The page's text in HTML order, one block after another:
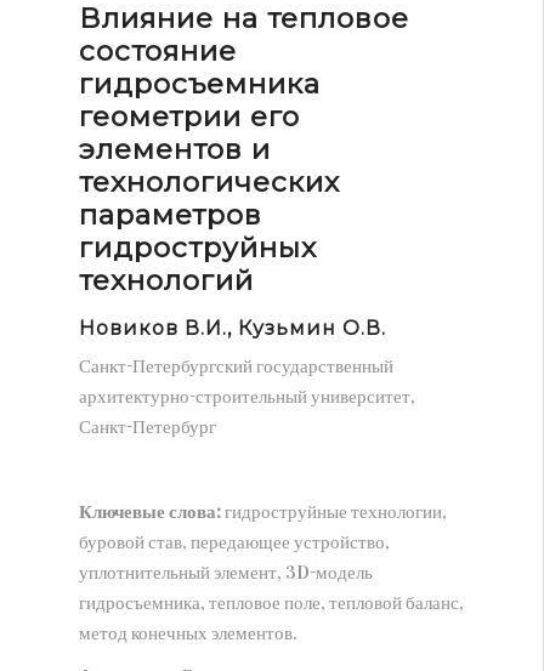
Конференции
АПвМ
МАиППСиМ
МАиР
МиИРТЭК
МиМНиП
НПМиТП
СПТМ
АРХИВ
НИЦ МС (Новокузнецк)
О ЦЕНТРЕ
Публикационная этика
Присвоение DOI
КОНТАКТЫ
Влияние на тепловое
состояние
гидросъемника
геометрии его
элементов и
технологических
параметров
гидроструйных
технологий
Новиков В.И., Кузьмин О.В.
Санкт-Петербургский государственный
архитектурно-строительный университет,
Санкт-Петербург
Ключевые слова:гидроструйные технологии,
буровой став, передающее устройство,
уплотнительный элемент, 3D-модель
гидросъемника, тепловое поле, тепловой баланс,
метод конечных элементов.